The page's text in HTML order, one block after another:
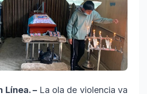
Línea. – La ola de violencia va